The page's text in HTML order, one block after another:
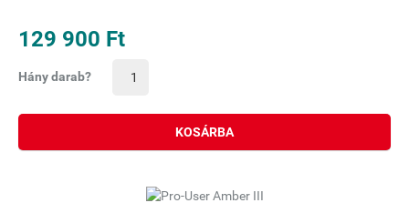
129 900 Ft
Hány darab?
KOSÁRBA